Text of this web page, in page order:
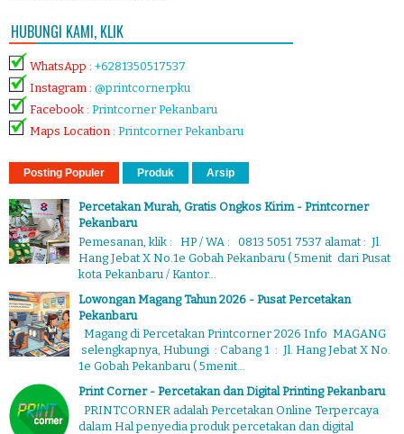
HUBUNGI KAMI, KLIK
WhatsApp : +6281350517537
Instagram : @printcornerpku
Facebook : Printcorner Pekanbaru
Maps Location : Printcorner Pekanbaru
Posting Populer Produk Arsip
Percetakan Murah, Gratis Ongkos Kirim - Printcorner
Pekanbaru
Pemesanan, klik : HP / WA : 0813 5051 7537 alamat : Jl.
Hang Jebat X No.1e Gobah Pekanbaru ( 5menit dari Pusat
kota Pekanbaru / Kantor...
Lowongan Magang Tahun 2026 - Pusat Percetakan
Pekanbaru
Magang di Percetakan Printcorner 2026 Info MAGANG
selengkapnya, Hubungi : Cabang 1 : Jl. Hang Jebat X No.
1e Gobah Pekanbaru ( 5menit...
Print Corner - Percetakan dan Digital Printing Pekanbaru
PRINTCORNER adalah Percetakan Online Terpercaya
dalam Hal penyedia produk percetakan dan digital